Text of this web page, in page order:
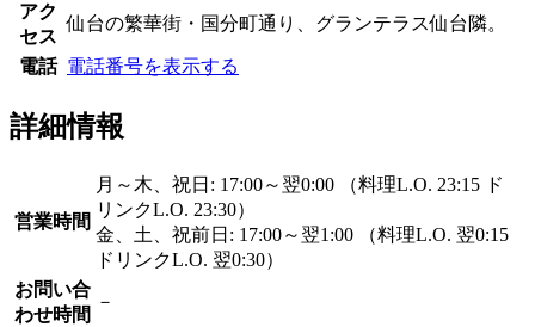
アク
セス
仙台の繁華街・国分町通り、グランテラス仙台隣。
電話 電話番号を表示する
詳細情報
営業時間
月～木、祝日: 17:00～翌0:00 （料理L.O. 23:15 ド
リンクL.O. 23:30）
金、土、祝前日: 17:00～翌1:00 （料理L.O. 翌0:15
ドリンクL.O. 翌0:30）
お問い合
わせ時間
－